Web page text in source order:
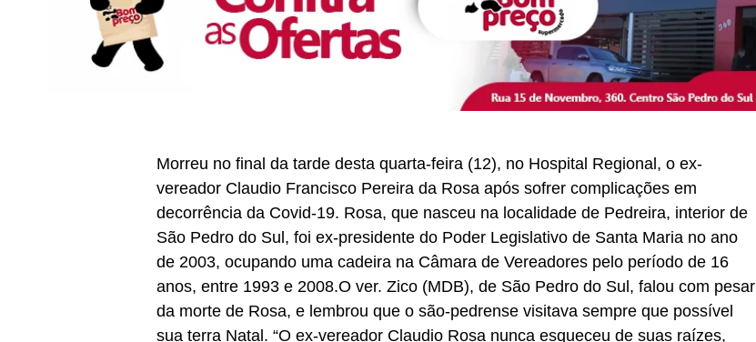
Morreu no final da tarde desta quarta-feira (12), no Hospital Regional, o ex-
vereador Claudio Francisco Pereira da Rosa após sofrer complicações em
decorrência da Covid-19. Rosa, que nasceu na localidade de Pedreira, interior de
São Pedro do Sul, foi ex-presidente do Poder Legislativo de Santa Maria no ano
de 2003, ocupando uma cadeira na Câmara de Vereadores pelo período de 16
anos, entre 1993 e 2008.O ver. Zico (MDB), de São Pedro do Sul, falou com pesar
da morte de Rosa, e lembrou que o são-pedrense visitava sempre que possível
sua terra Natal. “O ex-vereador Claudio Rosa nunca esqueceu de suas raízes,